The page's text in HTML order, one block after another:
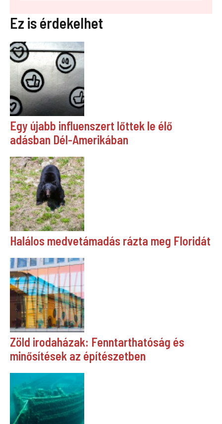
Ez is érdekelhet
Egy újabb influenszert lőttek le élő
adásban Dél-Amerikában
Halálos medvetámadás rázta meg Floridát
Zöld irodaházak: Fenntarthatóság és
minősítések az építészetben